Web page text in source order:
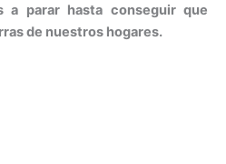
a parar hasta conseguir que
de nuestros hogares.